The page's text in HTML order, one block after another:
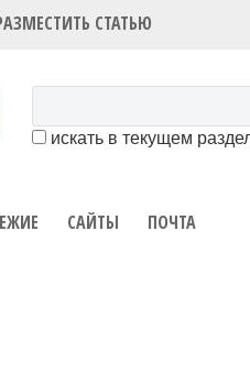
СТАТЬЮ
искать в текущем
САЙТЫ ПОЧТА